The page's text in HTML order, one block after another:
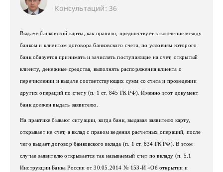
Консультаций: 36
Выдаче банковской карты, как правило, предшествует заключение между
банком и клиентом договора банковского счета, по условиям которого
банк обязуется принимать и зачислять поступающие на счет, открытый
клиенту, денежные средства, выполнять распоряжения клиента о
перечислении и выдаче соответствующих сумм со счета и проведении
других операций по счету (п. 1 ст. 845 ГК РФ). Именно этот документ
банк должен выдать заявителю.
На практике бывают ситуации, когда банк, выдавая заявителю карту,
открывает не счет, а вклад с правом ведения расчетных операций, после
чего выдает договор банковского вклада (п. 1 ст. 834 ГК РФ). В этом
случае заявителю открывается так называемый счет по вкладу (п. 5.1
Инструкции Банка России от 30.05.2014 № 153-И «Об открытии и